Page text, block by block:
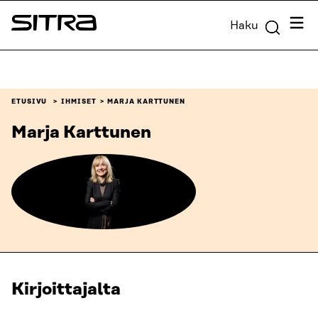
Siirry
suoraan
Sitra Haku
ETUSIVU IHMISET MARJA KARTTUNEN
Marja Karttunen
Kirjoittajalta